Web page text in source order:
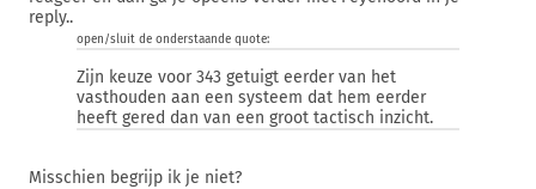
reply..
open/sluit de onderstaande quote:
Zijn keuze voor 343 getuigt eerder van het
vasthouden aan een systeem dat hem eerder
heeft gered dan van een groot tactisch inzicht.
Misschien begrijp ik je niet?